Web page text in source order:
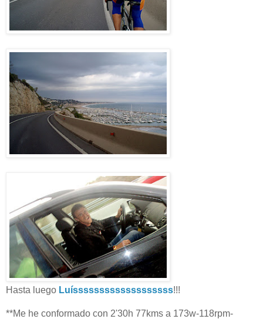
Hasta luego Luísssssssssssssssssss!!!
**Me he conformado con 2'30h 77kms a 173w-118rpm-